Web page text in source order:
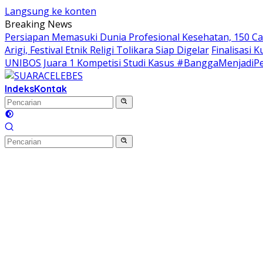
Langsung ke konten
Breaking News
Persiapan Memasuki Dunia Profesional Kesehatan, 150
Arigi, Festival Etnik Religi Tolikara Siap Digelar Finalisasi
UNIBOS Juara 1 Kompetisi Studi Kasus
IndeksKontak